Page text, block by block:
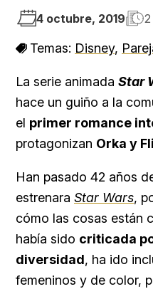
4 octubre, 2019
Temas: Disney,
La serie animada Star
hace un guiño a la
el primer romance
protagonizan Orka y
Han pasado 42 años
estrenara Star Wars,
cómo las cosas están
había sido criticada
diversidad, ha ido
femeninos y de color,